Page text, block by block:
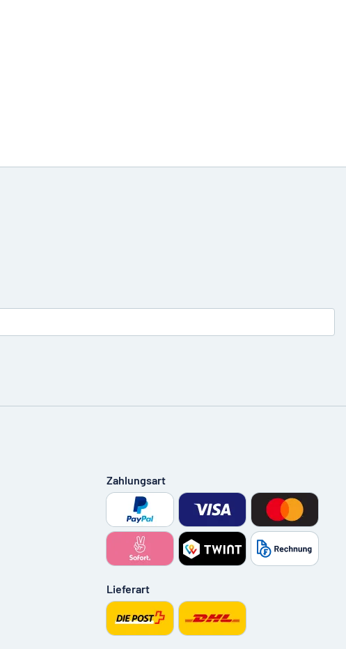
Zahlungsart
Lieferart